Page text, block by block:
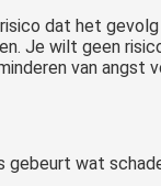
dat het
Je wilt geen
van angst
gebeurt wat